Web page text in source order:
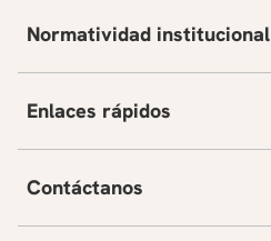
Normatividad institucional
Enlaces rápidos
Contáctanos